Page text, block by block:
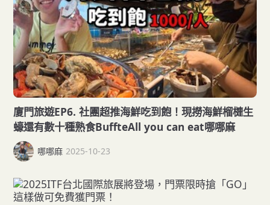
廈門旅遊EP6. 社團超推海鮮吃到飽！現撈海鮮榴槤生
蠔還有數十種熟食BuffteAll you can eat哪哪麻
哪哪麻 2025-10-23